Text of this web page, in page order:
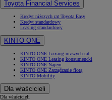
Toyota Financial Services
Kredyt niższych rat Toyota Easy
Kredyt standardowy
Leasing standardowy
KINTO ONE
KINTO ONE Leasing niższych rat
KINTO ONE Leasing konsumencki
KINTO ONE Najem
KINTO ONE Zarządzanie flotą
KINTO Mobility
Dla właścicieli
Dla właścicieli